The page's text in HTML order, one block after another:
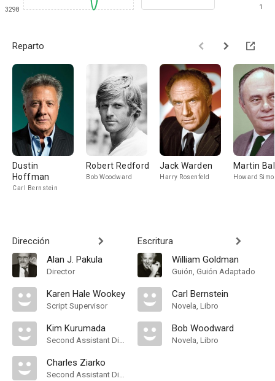
3298
1
Reparto
Dustin
Hoffman
Carl Bernstein
Robert Redford
Bob Woodward
Jack Warden
Harry Rosenfeld
Martin
Howard
Dirección
Alan J. Pakula
Director
Karen Hale Wookey
Script Supervisor
Kim Kurumada
Second Assistant Director
Charles Ziarko
Second Assistant Director
Escritura
William Goldman
Guión, Guión Adaptado
Carl Bernstein
Novela, Libro
Bob Woodward
Novela, Libro